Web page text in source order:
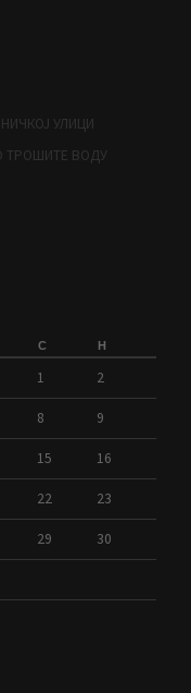
УЛИЦИ
ТРОШИТЕ ВОДУ
С Н
1 2
8 9
15 16
22 23
29 30